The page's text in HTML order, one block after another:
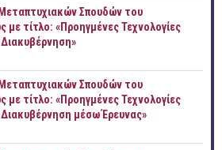
Σπουδών του
με τίτλο: «Προηγμένες Τεχνολογίες
Σπουδών του
με τίτλο: «Προηγμένες Τεχνολογίες
μέσω Έρευνας»